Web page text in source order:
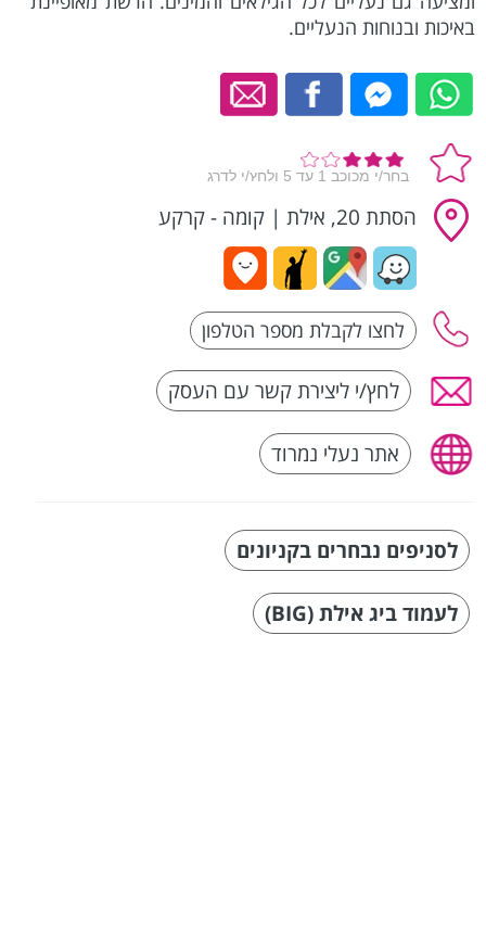
באיכות ובנוחות הנעליים.
הסתת 20, אילת | קומה - קרקע
לחץ/י ליצירת קשר עם העסק
אתר נעלי נמרוד
לסניפים נבחרים בקניונים
לעמוד ביג אילת (BIG)